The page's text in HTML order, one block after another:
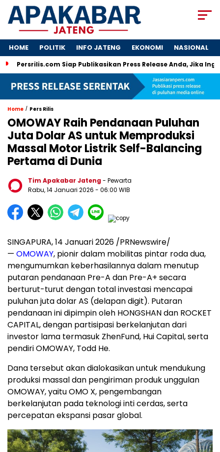
HOME POLITIK INFO JATENG EKONOMI NASIONAL
Persrilis.com Siap Publikasikan Press Release Anda, Jika
Home / Pers Rilis
OMOWAY Raih Pendanaan Puluhan
Juta Dolar AS untuk Memproduksi
Massal Motor Listrik Self-Balancing
Pertama di Dunia
Tim Apakabar Jateng- Pewarta
Rabu, 14 Januari 2026 - 06:00 WIB
SINGAPURA,14 Januari 2026 /PRNewswire/
— OMOWAY, pionir dalam mobilitas pintar roda dua,
mengumumkan keberhasilannya dalam menutup
putaran pendanaan Pre-A dan Pre-A+ secara
berturut-turut dengan total investasi mencapai
puluhan juta dolar AS (delapan digit). Putaran
pendanaan ini dipimpin oleh HONGSHAN dan ROCKET
CAPITAL, dengan partisipasi berkelanjutan dari
investor lama termasuk ZhenFund, Hui Capital, serta
pendiri OMOWAY, Todd He.
Dana tersebut akan dialokasikan untuk mendukung
produksi massal dan pengiriman produk unggulan
OMOWAY, yaitu OMO X, pengembangan
berkelanjutan pada teknologi inti cerdas, serta
percepatan ekspansi pasar global.